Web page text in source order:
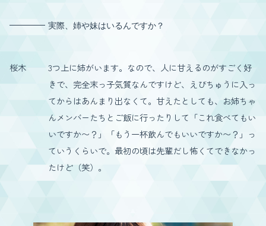
実際、姉や妹はいるんですか？
桜木
3つ上に姉がいます。なので、人に甘えるのがすごく好
きで、完全末っ子気質なんですけど、えびちゅうに入っ
てからはあんまり出なくて。甘えたとしても、お姉ちゃ
んメンバーたちとご飯に行ったりして「これ食べてもい
いですか〜？」「もう一杯飲んでもいいですか〜？」っ
ていうくらいで。最初の頃は先輩だし怖くてできなかっ
たけど（笑）。